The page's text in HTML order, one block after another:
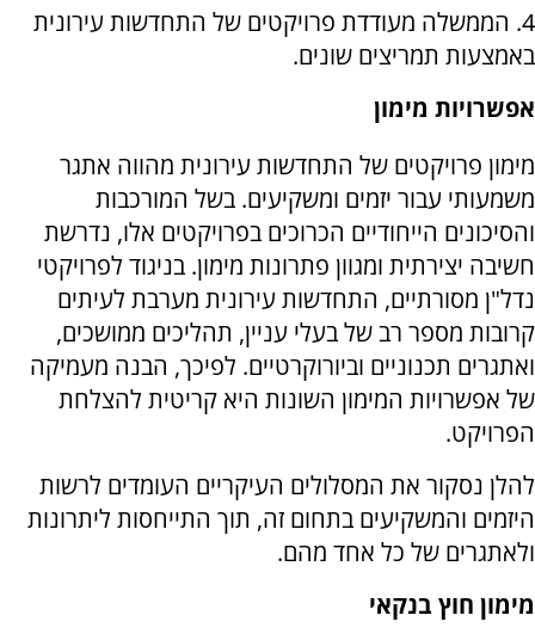
4. הממשלה מעודדת פרויקטים של התחדשות עירונית
באמצעות תמריצים שונים.
אפשרויות מימון
מימון פרויקטים של התחדשות עירונית מהווה אתגר
משמעותי עבור יזמים ומשקיעים. בשל המורכבות
והסיכונים הייחודיים הכרוכים בפרויקטים אלו, נדרשת
חשיבה יצירתית ומגוון פתרונות מימון. בניגוד לפרויקטי
נדל"ן מסורתיים, התחדשות עירונית מערבת לעיתים
קרובות מספר רב של בעלי עניין, תהליכים ממושכים,
ואתגרים תכנוניים וביורוקרטיים. לפיכך, הבנה מעמיקה
של אפשרויות המימון השונות היא קריטית להצלחת
הפרויקט.
להלן נסקור את המסלולים העיקריים העומדים לרשות
היזמים והמשקיעים בתחום זה, תוך התייחסות ליתרונות
ולאתגרים של כל אחד מהם.
מימון חוץ בנקאי